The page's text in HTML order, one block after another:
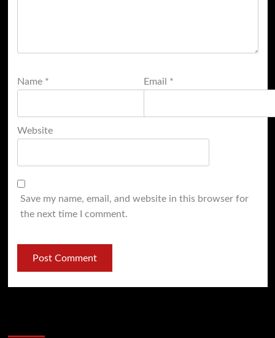
Name * Email *
Website
Save my name, email, and website in this browser for
the next time I comment.